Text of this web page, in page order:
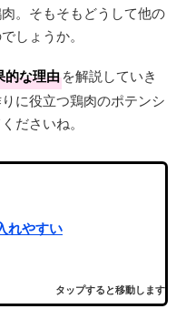
。そもそもどうして他の
しょうか。
的な理由を解説していき
に役立つ鶏肉のポテンシ
ださいね。
れやすい
タップすると移動します